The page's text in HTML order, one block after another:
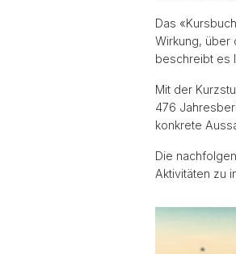
Das
Wirkung, über
beschreibt es
Mit der
476
konkrete
Die
Aktivitäten zu